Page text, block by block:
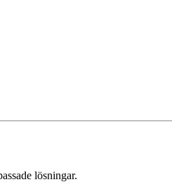
lösningar.